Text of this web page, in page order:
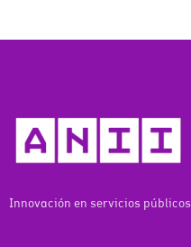
Innovación en servicios públicos